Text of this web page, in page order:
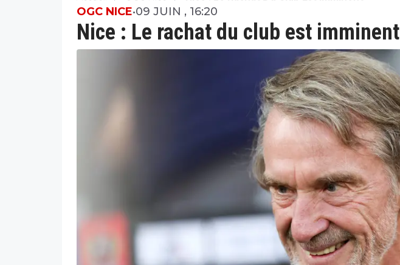
Nice : Le rachat du club est imminent
OGC NICE•09 JUIN , 16:20